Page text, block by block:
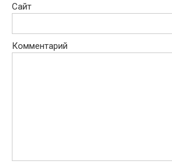
Сайт
Комментарий